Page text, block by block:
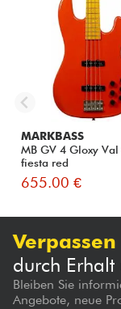
MARKBASS
MB GV 4 Gloxy Val
fiesta red
655.00 €
durch Erhalt
Bleiben Sie
Angebote, neue